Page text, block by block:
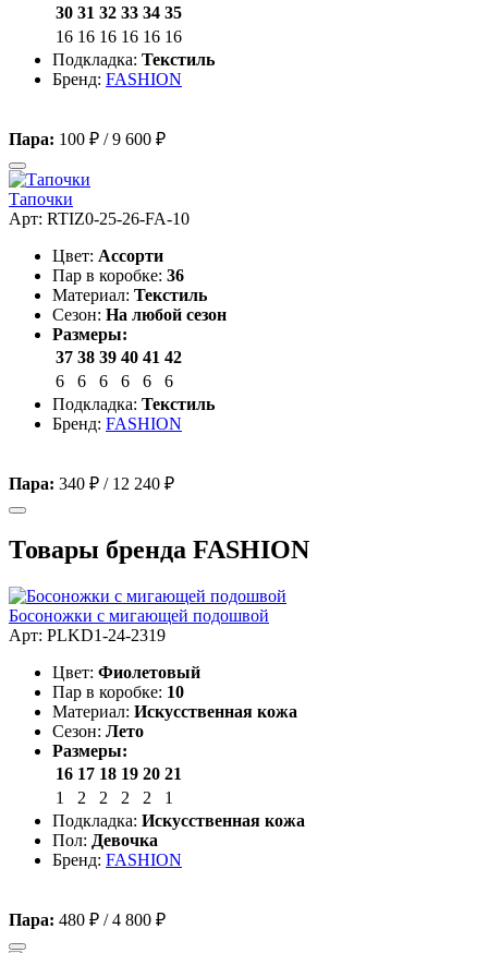
30 31 32 33 34 35
16 16 16 16 16 16
Подкладка: Текстиль
Бренд: FASHION
Пара: 100 ₽ /9 600 ₽
Тапочки
Арт: RTIZ0-25-26-FA-10
Цвет: Ассорти
Пар в коробке: 36
Материал: Текстиль
Сезон: На любой сезон
Размеры:
37 38 39 40 41 42
6
6 6 6 6
6
Подкладка: Текстиль
Бренд: FASHION
Пара: 340 ₽ / 12 240 ₽
Товары бренда FASHION
Босоножки с мигающей подошвой
Арт: PLKD1-24-2319
Цвет: Фиолетовый
Пар в коробке: 10
Материал: Искусственная кожа
Сезон: Лето
Размеры:
16 17 18 19 20 21
1
2 2 2 2
1
Подкладка: Искусственная кожа
Пол: Девочка
Бренд: FASHION
Пара: 480 ₽ /4 800 ₽